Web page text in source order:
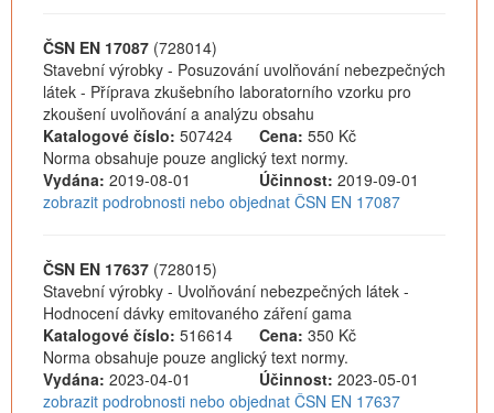
ČSN EN 17087 (728014)
Stavební výrobky - Posuzování uvolňování nebezpečných
látek - Příprava zkušebního laboratorního vzorku pro
zkoušení uvolňování a analýzu obsahu
Katalogové číslo: 507424 Cena: 550 Kč
Norma obsahuje pouze anglický text normy.
Vydána: 2019-08-01 Účinnost: 2019-09-01
zobrazit podrobnosti nebo objednat ČSN EN 17087
ČSN EN 17637 (728015)
Stavební výrobky - Uvolňování nebezpečných látek -
Hodnocení dávky emitovaného záření gama
Katalogové číslo: 516614 Cena: 350 Kč
Norma obsahuje pouze anglický text normy.
Vydána: 2023-04-01 Účinnost: 2023-05-01
zobrazit podrobnosti nebo objednat ČSN EN 17637